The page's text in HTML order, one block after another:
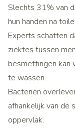
Slechts 31% van
hun handen na
Experts schatten
ziektes tussen
besmettingen kan
te wassen.
Bacteriën
afhankelijk van de
oppervlak.